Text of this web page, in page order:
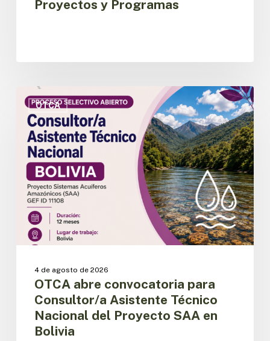
Proyectos y Programas
OTCA
OTCA
abre
convocatoria
para
Consultor/a
Asistente
Técnico
Nacional
del
Proyecto
SAA
4 de agosto de 2026
OTCA abre convocatoria para
Consultor/a Asistente Técnico
Nacional del Proyecto SAA en
Bolivia